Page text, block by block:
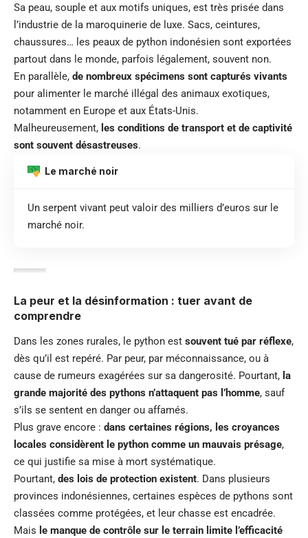
Sa peau, souple et aux motifs uniques, est très prisée dans
l’industrie de la maroquinerie de luxe. Sacs, ceintures,
chaussures… les peaux de python indonésien sont exportées
partout dans le monde, parfois légalement, souvent non.
En parallèle, de nombreux spécimens sont capturés vivants
pour alimenter le marché illégal des animaux exotiques,
notamment en Europe et aux États-Unis.
Malheureusement, les conditions de transport et de captivité
sont souvent désastreuses.
Le marché noir
Un serpent vivant peut valoir des milliers d’euros sur le
marché noir.
La peur et la désinformation : tuer avant de
comprendre
Dans les zones rurales, le python est souvent tué par réflexe,
dès qu’il est repéré. Par peur, par méconnaissance, ou à
cause de rumeurs exagérées sur sa dangerosité. Pourtant, la
grande majorité des pythons n’attaquent pas l’homme, sauf
s’ils se sentent en danger ou affamés.
Plus grave encore : dans certaines régions, les croyances
locales considèrent le python comme un mauvais présage,
ce qui justifie sa mise à mort systématique.
Pourtant, des lois de protection existent. Dans plusieurs
provinces indonésiennes, certaines espèces de pythons sont
classées comme protégées, et leur chasse est encadrée.
Mais le manque de contrôle sur le terrain limite l’efficacité